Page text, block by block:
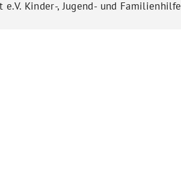
Kinder-, Jugend- und Familienhilfe